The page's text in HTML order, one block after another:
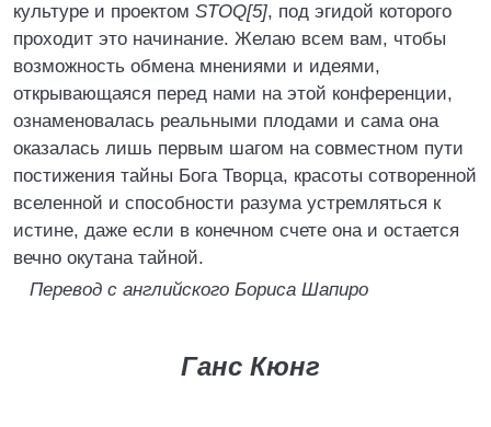
культуре и проектом STOQ[5], под эгидой которого
проходит это начинание. Желаю всем вам, чтобы
возможность обмена мнениями и идеями,
открывающаяся перед нами на этой конференции,
ознаменовалась реальными плодами и сама она
оказалась лишь первым шагом на совместном пути
постижения тайны Бога Творца, красоты сотворенной
вселенной и способности разума устремляться к
истине, даже если в конечном счете она и остается
вечно окутана тайной.
Перевод с английского Бориса Шапиро
Ганс Кюнг